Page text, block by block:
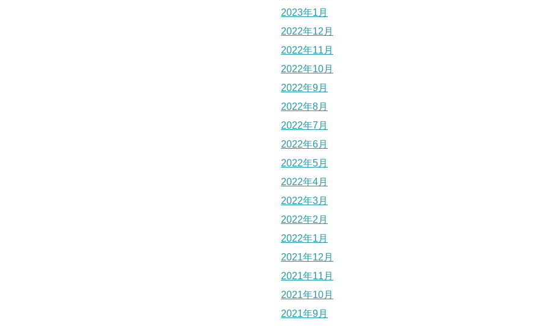
2023年1月
2022年12月
2022年11月
2022年10月
2022年9月
2022年8月
2022年7月
2022年6月
2022年5月
2022年4月
2022年3月
2022年2月
2022年1月
2021年12月
2021年11月
2021年10月
2021年9月